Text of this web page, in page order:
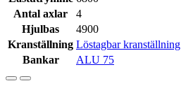
Antal axlar
4
Hjulbas
4900
Kranställning Löstagbar kranställning
Bankar
ALU 75